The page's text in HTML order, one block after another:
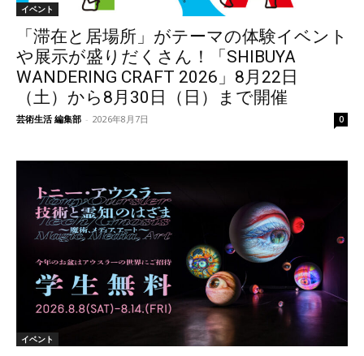
イベント
「滞在と居場所」がテーマの体験イベント
や展示が盛りだくさん！「SHIBUYA
WANDERING CRAFT 2026」8月22日
（土）から8月30日（日）まで開催
芸術生活 編集部 - 2026年8月7日 0
イベント